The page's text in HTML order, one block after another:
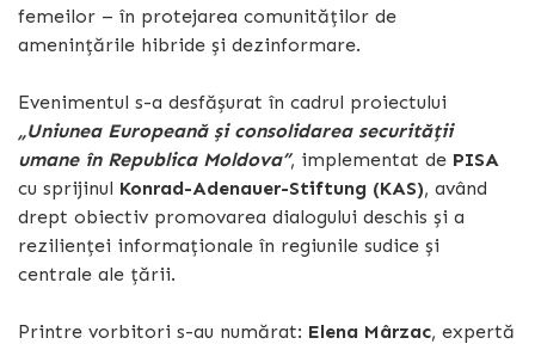
femeilor – în protejarea comunităților de
amenințările hibride și dezinformare.
Evenimentul s-a desfășurat în cadrul proiectului
„Uniunea Europeană și consolidarea securității
umane în Republica Moldova”, implementat de PISA
cu sprijinul Konrad-Adenauer-Stiftung (KAS), având
drept obiectiv promovarea dialogului deschis și a
rezilienței informaționale în regiunile sudice și
centrale ale țării.
Printre vorbitori s-au numărat: Elena Mârzac, expertă